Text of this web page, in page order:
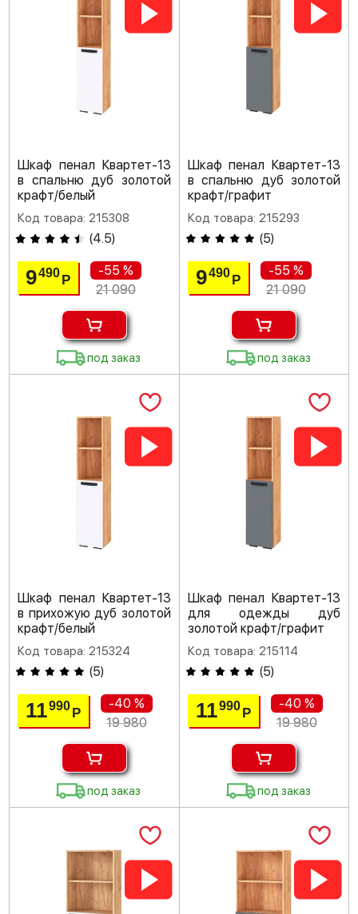
Шкаф пенал Квартет-13
в спальню дуб золотой
крафт/белый
Код товара: 215308
(4.5)
9490Р
-55 %
21 090
под заказ
Шкаф пенал Квартет-13
в спальню дуб золотой
крафт/графит
Код товара: 215293
(5)
9490 Р
-55 %
21 090
под заказ
Шкаф пенал Квартет-13
в прихожую дуб золотой
крафт/белый
Код товара: 215324
(5)
11990Р
-40 %
19 980
под заказ
Шкаф пенал Квартет-13
для одежды дуб
золотой крафт/графит
Код товара: 215114
(5)
11990 Р
-40 %
19 980
под заказ